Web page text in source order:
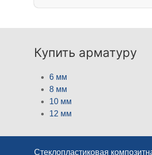
Купить арматуру
6 мм
8 мм
10 мм
12 мм
Стеклопластиковая